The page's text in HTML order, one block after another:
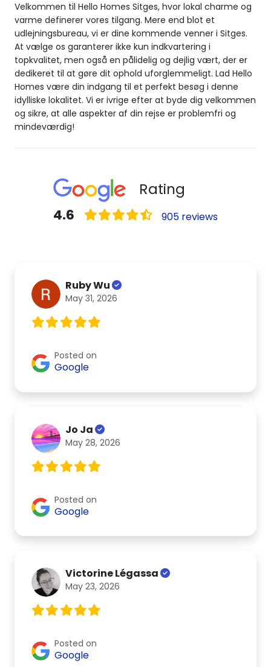
Velkommen til Hello Homes Sitges, hvor lokal charme og
varme definerer vores tilgang. Mere end blot et
udlejningsbureau, vi er dine kommende venner i Sitges.
At vælge os garanterer ikke kun indkvartering i
topkvalitet, men også en pålidelig og dejlig vært, der er
dedikeret til at gøre dit ophold uforglemmeligt. Lad Hello
Homes være din indgang til et perfekt besøg i denne
idylliske lokalitet. Vi er ivrige efter at byde dig velkommen
og sikre, at alle aspekter af din rejse er problemfri og
mindeværdig!
Rating
4.6 905 reviews
Ruby Wu
May 31, 2026
Posted on
Google
Jo Ja
May 28, 2026
Posted on
Google
Victorine Légassa
May 23, 2026
Posted on
Google